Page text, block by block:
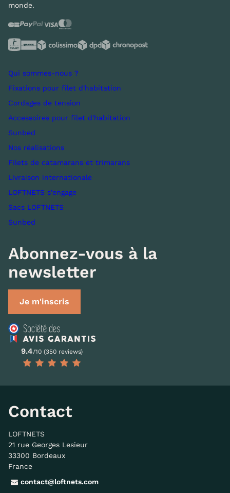
monde.
Qui sommes-nous ?
Fixations pour filet d'habitation
Cordages de tension
Accessoires pour filet d'habitation
Sunbed
Nos réalisations
Filets de catamarans et trimarans
Livraison internationale
LOFTNETS s’engage
Sacs LOFTNETS
Sunbed
Abonnez-vous à la
newsletter
Je m'inscris
9.4/10 (350 reviews)
Contact
LOFTNETS
21 rue Georges Lesieur
33300 Bordeaux
France
contact@loftnets.com